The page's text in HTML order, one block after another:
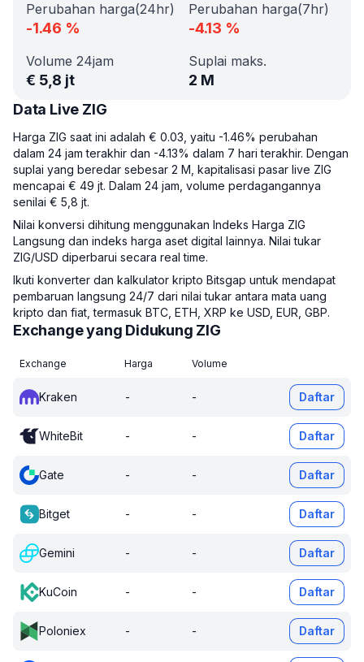
Perubahan harga(24hr)
-1.46 %
Perubahan harga(7hr)
-4.13 %
Volume 24jam
€ 5,8 jt
Suplai maks.
2 M
Data Live ZIG
Harga ZIG saat ini adalah € 0.03, yaitu -1.46% perubahan
dalam 24 jam terakhir dan -4.13% dalam 7 hari terakhir. Dengan
suplai yang beredar sebesar 2 M, kapitalisasi pasar live ZIG
mencapai € 49 jt. Dalam 24 jam, volume perdagangannya
senilai € 5,8 jt.
Nilai konversi dihitung menggunakan Indeks Harga ZIG
Langsung dan indeks harga aset digital lainnya. Nilai tukar
ZIG/USD diperbarui secara real time.
Ikuti konverter dan kalkulator kripto Bitsgap untuk mendapat
pembaruan langsung 24/7 dari nilai tukar antara mata uang
kripto dan fiat, termasuk BTC, ETH, XRP ke USD, EUR, GBP.
Exchange yang Didukung ZIG
Exchange Harga Volume
Kraken - - Daftar
WhiteBit - - Daftar
Gate - - Daftar
Bitget - - Daftar
Gemini - - Daftar
KuCoin - - Daftar
Poloniex - - Daftar